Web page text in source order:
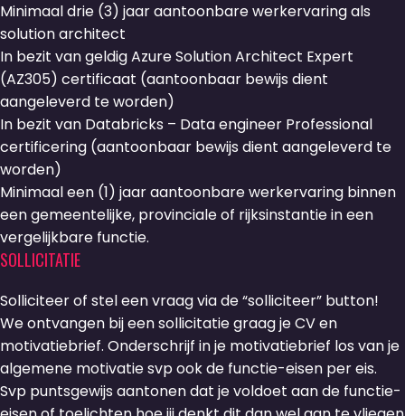
Minimaal drie (3) jaar aantoonbare werkervaring als
solution architect
In bezit van geldig Azure Solution Architect Expert
(AZ305) certificaat (aantoonbaar bewijs dient
aangeleverd te worden)
In bezit van Databricks – Data engineer Professional
certificering (aantoonbaar bewijs dient aangeleverd te
worden)
Minimaal een (1) jaar aantoonbare werkervaring binnen
een gemeentelijke, provinciale of rijksinstantie in een
vergelijkbare functie.
SOLLICITATIE
Solliciteer of stel een vraag via de “solliciteer” button!
We ontvangen bij een sollicitatie graag je CV en
motivatiebrief. Onderschrijf in je motivatiebrief los van je
algemene motivatie svp ook de functie-eisen per eis.
Svp puntsgewijs aantonen dat je voldoet aan de functie-